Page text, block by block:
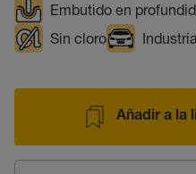
Embutido en
Sin cloro
Añadir a la